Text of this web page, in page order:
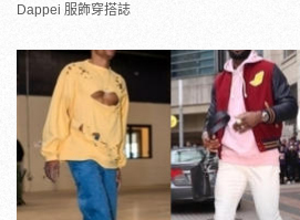
Dappei 服飾穿搭誌